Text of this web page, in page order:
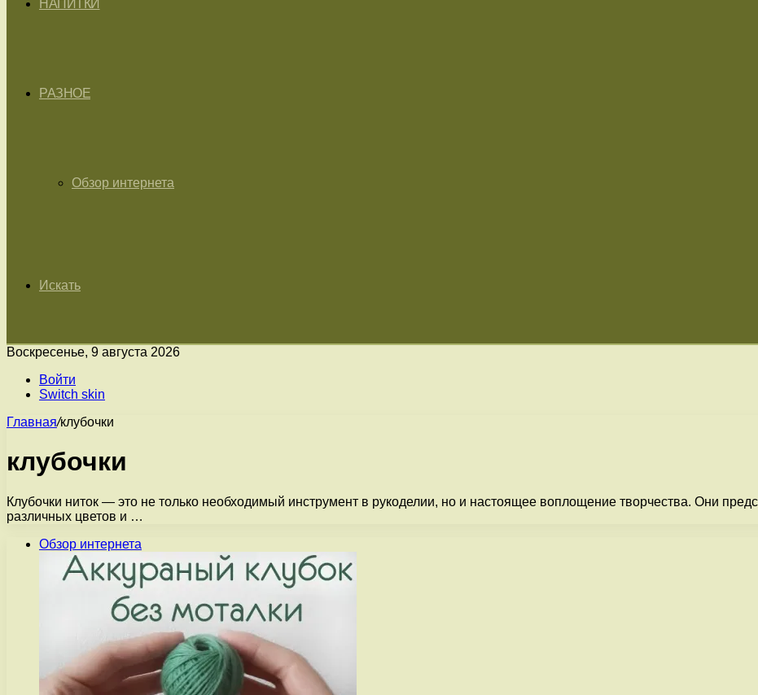
НАПИТКИ
РАЗНОЕ
Обзор интернета
Искать
Воскресенье, 9 августа 2026
Войти
Switch skin
Главная/клубочки
клубочки
Клубочки ниток — это не только необходимый инструмент в рукоделии, но и настоящее воплощение творчества. Они
различных цветов и …
Обзор интернета